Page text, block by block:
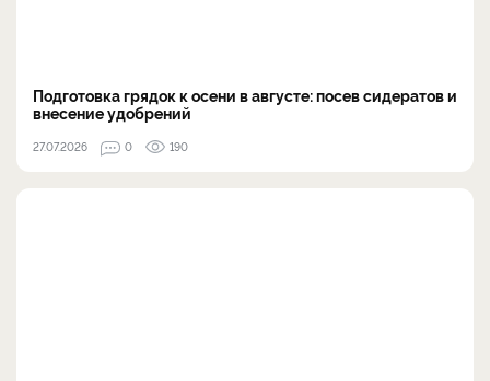
Подготовка грядок к осени в августе: посев сидератов и
внесение удобрений
27.07.2026 0 190